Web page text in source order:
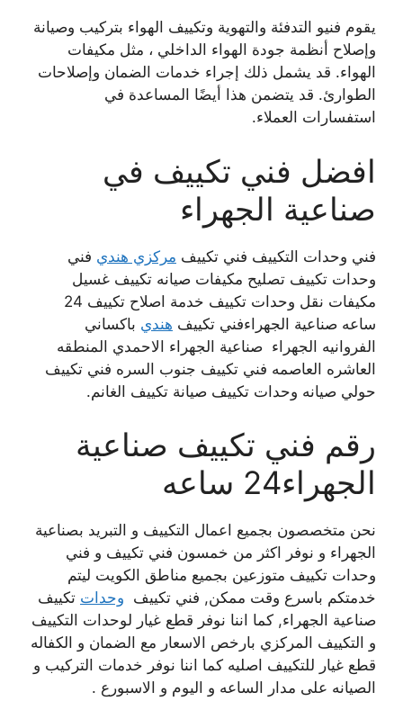
يقوم فنيو التدفئة والتهوية وتكييف الهواء بتركيب وصيانة
وإصلاح أنظمة جودة الهواء الداخلي ، مثل مكيفات
الهواء. قد يشمل ذلك إجراء خدمات الضمان وإصلاحات
الطوارئ. قد يتضمن هذا أيضًا المساعدة في
استفسارات العملاء.
افضل فني تكييف في
صناعية الجهراء
فني وحدات التكييف فني تكييف مركزي هندي فني
وحدات تكييف تصليح مكيفات صيانه تكييف غسيل
مكيفات نقل وحدات تكييف خدمة اصلاح تكييف 24
ساعه صناعية الجهراءفني تكييف هندي باكساني
الفروانيه الجهراء صناعية الجهراء الاحمدي المنطقه
العاشره العاصمه فني تكييف جنوب السره فني تكييف
حولي صيانه وحدات تكييف صيانة تكييف الغانم.
رقم فني تكييف صناعية
الجهراء24 ساعه
نحن متخصصون بجميع اعمال التكييف و التبريد بصناعية
الجهراء و نوفر اكثر من خمسون فني تكييف و فني
وحدات تكييف متوزعين بجميع مناطق الكويت ليتم
خدمتكم باسرع وقت ممكن, فني تكييف وحدات تكييف
صناعية الجهراء, كما اننا نوفر قطع غيار لوحدات التكييف
و التكييف المركزي بارخص الاسعار مع الضمان و الكفاله
قطع غيار للتكييف اصليه كما اننا نوفر خدمات التركيب و
الصيانه على مدار الساعه و اليوم و الاسبورع .